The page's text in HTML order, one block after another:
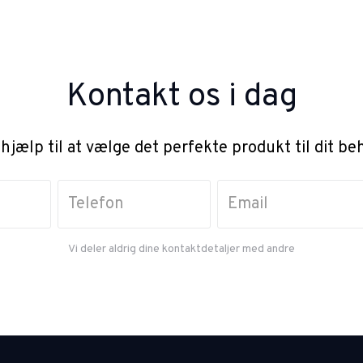
Kontakt os i dag
hjælp til at vælge det perfekte produkt til dit
Vi deler aldrig dine kontaktdetaljer med andre